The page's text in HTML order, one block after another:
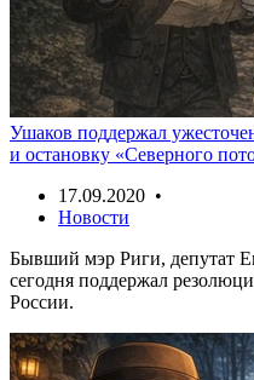
Ушаков поддержал
и остановку «Северного
17.09.2020 •
Новости
Бывший мэр Риги, депутат
сегодня поддержал
России.